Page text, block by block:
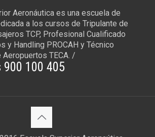
Aeronáutica es una escuela de
a los cursos de Tripulante de
TCP, Profesional Cualificado
y Handling PROCAH y Técnico
TECA. /
100 405